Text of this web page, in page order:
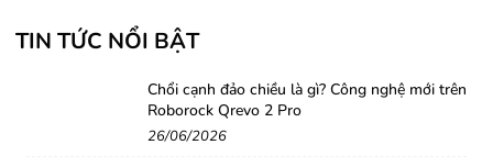
TIN TỨC NỔI BẬT
Chổi cạnh đảo chiều là gì? Công nghệ mới trên
Roborock Qrevo 2 Pro
26/06/2026